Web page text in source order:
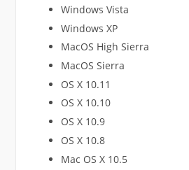
Windows Vista
Windows XP
MacOS High Sierra
MacOS Sierra
OS X 10.11
OS X 10.10
OS X 10.9
OS X 10.8
Mac OS X 10.5